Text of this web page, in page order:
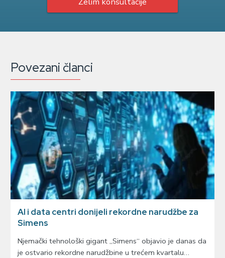
Povezani članci
AI i data centri donijeli rekordne narudžbe za
Simens
Njemački tehnološki gigant „Simens“ objavio je danas da
je ostvario rekordne narudžbine u trećem kvartalu…